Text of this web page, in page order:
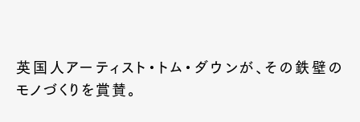
英国人アーティスト・トム・ダウンが、その鉄壁の
モノづくりを賞賛。